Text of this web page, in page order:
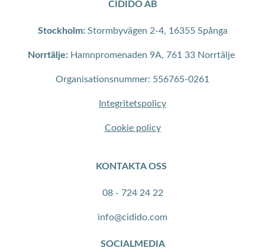
CIDIDO AB
Stockholm: Stormbyvägen 2-4, 16355 Spånga
Norrtälje: Hamnpromenaden 9A, 761 33 Norrtälje
Organisationsnummer: 556765-0261
Integritetspolicy
Cookie policy
KONTAKTA OSS
08 - 724 24 22
info@cidido.com
SOCIALMEDIA